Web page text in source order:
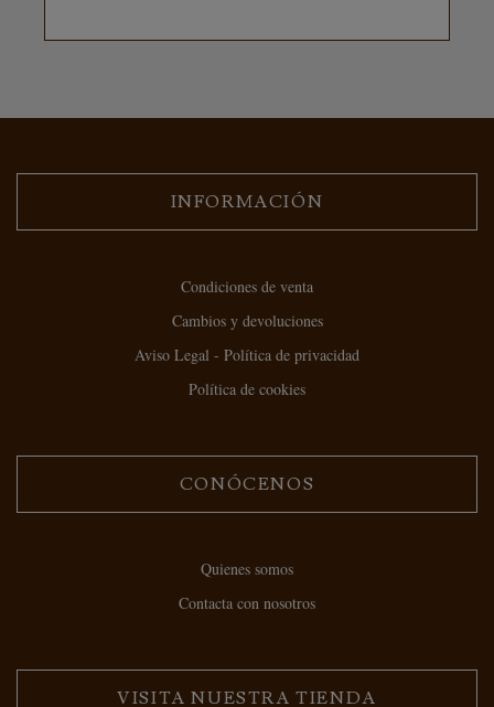
INFORMACIÓN
Condiciones de venta
Cambios y devoluciones
Aviso Legal - Política de privacidad
Política de cookies
CONÓCENOS
Quienes somos
Contacta con nosotros
VISITA NUESTRA TIENDA